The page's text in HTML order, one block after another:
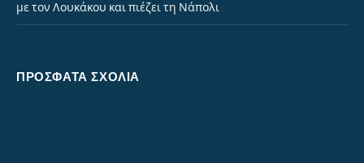
με τον Λουκάκου και πιέζει τη Νάπολι
ΠΡΌΣΦΑΤΑ ΣΧΌΛΙΑ